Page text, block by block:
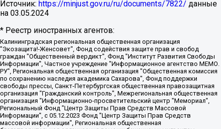
Источник: https://minjust.gov.ru/ru/documents/7822/ данные
на 03.05.2024
* Реестр иностранных агентов:
Калининградская региональная общественная организация "Экозащита!-Женсовет", Фонд содействия защите прав и свобод граждан "Общественный вердикт", Фонд "Институт Развития Свободы Информации", Частное учреждение "Информационное агентство МЕМО. РУ", Региональная общественная организация "Общественная комиссия по сохранению наследия академика Сахарова", Фонд поддержки свободы прессы, Санкт-Петербургская общественная правозащитная организация "Гражданский контроль", Межрегиональная общественная организация "Информационно-просветительский центр "Мемориал", Региональный Фонд "Центр Защиты Прав Средств Массовой Информации", с 05.12.2023 Фонд "Центр Защиты Прав Средств массовой информации", Региональная общественная благотворительная организация помощи беженцам и мигрантам "Гражданское содействие", Негосударственное образовательное учреждение дополнительного профессионального образования (повышение квалификации) специалистов "АКАДЕМИЯ ПО ПРАВАМ ЧЕЛОВЕКА", Свердловская региональная общественная организация "Сутяжник", Автономная некоммерческая организация "Центр независимых социологических исследований", Союз общественных объединений "Российский исследовательский центр по правам человека", Региональное общественное учреждение научно-информационный центр "МЕМОРИАЛ", Некоммерческая организация "Фонд защиты гласности", Автономная некоммерческая организация "Институт прав человека", Городская общественная организация "Екатеринбургское общество "МЕМОРИАЛ", Городская общественная организация "Рязанское историко-просветительское и правозащитное общество "Мемориал" (Рязанский Мемориал), Челябинский региональный орган общественной самодеятельности – женское общественное объединение "Женщины Евразии", Челябинский региональный орган общественной самодеятельности "Уральская правозащитная группа", Фонд содействия защите здоровья и социальной справедливости имени Андрея Рылькова, Автономная Некоммерческая Организация "Аналитический Центр Юрия Левады", Автономная некоммерческая организация социальной поддержки населения "Проект Апрель", Региональная общественная организация помощи женщинам и детям, находящимся в кризисной ситуации "Информационно-методический центр "Анна", Фонд содействия развитию массовых коммуникаций и правовому просвещению "Так-так-Так", Фонд содействия устойчивому развитию "Серебряная тайга", Свердловский региональный общественный фонд социальных проектов "Новое время", "Idel.Реалии", Кавказ.Реалии, Крым.Реалии, Телеканал Настоящее Время, Татаро-башкирская служба Радио Свобода (Azatliq Radiosi), Радио Свободная Европа/Радио Свобода (PCE/PC), "Сибирь.Реалии", "Фактограф", Благотворительный фонд помощи осужденным и их семьям, Автономная некоммерческая организация "Институт глобализации и социальных движений", Фонд "В защиту прав заключенных", Частное учреждение "Центр поддержки и содействия развитию средств массовой информации", Пензенский региональный общественный благотворительный фонд "Гражданский союз", "Север.Реалии", Некоммерческая организация Фонд "Правовая инициатива", Общество с ограниченной ответственностью "Радио Свободная Европа/Радио Свобода", Чешское информационное агентство "MEDIUM-ORIENT", Красноярская региональная общественная организация "Мы против СПИДа", Камалягин Денис Николаевич, Маркелов Сергей Евгеньевич, Пономарев Лев Александрович, Савицкая Людмила Алексеевна, Автономная некоммерческая организация "Центр по работе с проблемой насилия "НАСИЛИЮ.НЕТ", Межрегиональный профессиональный союз работников здравоохранения "Альянс врачей", Юридическое лицо, зарегистрированное в Латвийской Республике, SIA "Medusa Project" (регистрационный номер 40103797863, дата регистрации 10.06.2014), Некоммерческая организация "Фонд по борьбе с коррупцией", Автономная некоммерческая организация "Институт права и публичной политики", Баданин Роман Сергеевич, Гликин Максим Александрович, Железнова Мария Михайловна, Лукьянова Юлия Сергеевна, Маетная Елизавета Витальевна, Маняхин Петр Борисович, Чуракова Ольга Владимировна, Ярош Юлия Петровна, Юридическое лицо "The Insider SIA", зарегистрированное в Риге, Латвийская Республика (дата регистрации 26.06.2015), являющееся администратором доменного имени интернет-издания "The Insider SIA", https://theins.ru, Постернак Алексей Евгеньевич, Рубин Михаил Аркадьевич, Анин Роман Александрович, Юридическое лицо Istories fonds, зарегистрированное в Латвийской Республике (регистрационный номер 50008295751, дата регистрации 24.02.2020), Великовский Дмитрий Александрович, Долинина Ирина Николаевна, Мароховская Алеся Алексеевна, Шлейнов Роман Юрьевич, Шмагун Олеся Валентиновна, Общество с ограниченной ответственностью "Альтаир 2021", Общество с ограниченной ответственностью "Вега 2021", Общество с ограниченной ответственностью "Главный редактор 2021", Общество с ограниченной ответственностью "Ромашки монолит", Важенков Артем Валерьевич, Ивановская областная общественная организация "Центр гендерных исследований", Гурман Юрий Альбертович, Медиапроект "ОВД-Инфо", Егоров Владимир Владимирович, Жилинский Владимир Александрович, Общество с ограниченной ответственностью "ЗП", Иванова София Юрьевна, Карезина Инна Павловна, Кильтау Екатерина Викторовна, Петров Алексей Викторович, Пискунов Сергей Евгеньевич, Смирнов Сергей Сергеевич, Тихонов Михаил Сергеевич, Общество с ограниченной ответственностью "ЖУРНАЛИСТ-ИНОСТРАННЫЙ АГЕНТ", Арапова Галина Юрьевна, Вольтская Татьяна Анатольевна, Американская компания "Mason G.E.S. Anonymous Foundation" (США), являющаяся владельцем интернет-издания https://mnews.world/, Компания "Stichting Bellingcat", зарегистрированная в Нидерландах (дата регистрации 11.07.2018), Захаров Андрей Вячеславович, Клепиковская Екатерина Дмитриевна, Общество с ограниченной ответственностью "МЕМО", Перл Роман Александрович, Симонов Евгений Алексеевич, Соловьева Елена Анатольевна, Сотников Даниил Владимирович, Сурначева Елизавета Дмитриевна, Автономная некоммерческая организация по защите прав человека и информированию населения "Якутия – Наше Мнение", Общество с ограниченной ответственностью "Москоу диджитал медиа", с 26.01.2023 Общество с ограниченной ответственностью "Чайка Белые сады", Ветошкина Валерия Валерьевна, Заговора Максим Александрович, Межрегиональное общественное движение "Российская ЛГБТ - сеть", Оленичев Максим Владимирович, Павлов Иван Юрьевич, Скворцова Елена Сергеевна, Общество с ограниченной ответственностью "Как бы инагент", Кочетков Игорь Викторович, Общество с ограниченной ответственностью "Честные выборы", Еланчик Олег Александрович, Общество с ограниченной ответственностью "Нобелевский призыв", Гималова Регина Эмилевна, Григорьев Андрей Валерьевич, Григорьева Алина Александровна, Ассоциация по содействию защите прав призывников, альтернативнослужащих и военнослужащих "Правозащитная группа "Гражданин.Армия.Право", Хисамова Регина Фаритовна, Автономная некоммерческая организация по реализации социально-правовых программ "Лилит", Дальневосточное общественное движение "Маяк", Санкт-Петербургская ЛГБТ-инициативная группа "Выход", Инициативная группа ЛГБТ+ "Реверс", Алексеев Андрей Викторович, Бекбулатова Таисия Львовна, Беляев Иван Михайлович, Владыкина Елена Сергеевна, Гельман Марат Александрович, Никульшина Вероника Юрьевна, Толоконникова Надежда Андреевна, Шендерович Виктор Анатольевич, Общество с ограниченной ответственностью "Данное сообщение", Общество с ограниченной ответственностью Издательский дом "Новая глава", Айнбиндер Александра Александровна, Московский комьюнити-центр для ЛГБТ+инициатив, Благотворительный фонд развития филантропии, Deutsche Welle (Германия, Kurt-Schumacher-Strasse 3, 53113 Bonn), Борзунова Мария Михайловна, Воробьев Виктор Викторович, Голубева Анна Львовна, Константинова Алла Михайловна, Малкова Ирина Владимировна, Мурадов Мурад Абдулгалимович, Осетинская Елизавета Николаевна, Понасенков Евгений Николаевич, Ганапольский Матвей Юрьевич, Киселев Евгений Алексеевич, Борухович Ирина Григорьевна, Дремин Иван Тимофеевич, Дубровский Дмитрий Викторович, Красноярская региональная общественная организация поддержки и развития альтернативных образовательных технологий и межкультурных коммуникаций "ИНТЕРРА", Маяковская Екатерина Алексеевна, Фейгин Марк Захарович, Филимонов Андрей Викторович, Дзугкоева Регина Николаевна, Доброхотов Роман Александрович, Дудь Юрий Александрович, Елкин Сергей Владимирович, Кругликов Кирилл Игоревич, Сабунаева Мария Леонидовна, Семенов Алексей Владимирович, Шаинян Карен Багратович, Шульман Екатерина Михайловна, Асафьев Артур Валерьевич, Вахштайн Виктор Семенович, Венедиктов Алексей Алексеевич, Лушникова Екатерина Евгеньевна, Волков Леонид Михайлович, Невзоров Александр Глебович, Пархоменко Сергей Борисович, Сироткин Ярослав Николаевич, Кара-Мурза Владимир Владимирович, Баранова Наталья Владимировна, Гозман Леонид Яковлевич, Кагарлицкий Борис Юльевич, Климарев Михаил Валерьевич, Милов Владимир Станиславович, Автономная некоммерческая организация Краснодарский центр современного искусства "Типография", Моргенштерн Алишер Тагирович, Соболь Любовь Эдуардовна, Общество с ограниченной ответственностью "ЛИЗА НОРМ", Каспаров Гарри Кимович, Ходорковский Михаил Борисович, Общество с ограниченной ответственностью "Апрельские тезисы", Данилович Ирина Брониславовна, Кашин Олег Владимирович, Петров Николай Владимирович, Пивоваров Алексей Владимирович, Соколов Михаил Владимирович, Цветкова Юлия Владимировна, Чичваркин Евгений Александрович, Комитет против пыток/Команда против пыток, Общество с ограниченной ответственностью "Первый научный", Общество с ограниченной ответственностью "Вертолет и ко", Белоцерковская Вероника Борисовна, Кац Максим Евгеньевич, Лазарева Татьяна Юрьевна, Шаведдинов Руслан Табризович, Яшин Илья Валерьевич, Общество с ограниченной ответственностью "Иноагент ААВ", Алешковский Дмитрий Петрович, Альбац Евгения Марковна, Быков Дмитрий Львович, Галямина Юлия Евгеньевна, Лойко Сергей Леонидович, Мартынов Кирилл Константинович, Медведев Сергей Александрович, Крашенинников Федор Геннадиевич, Гордеева Катерина Вл